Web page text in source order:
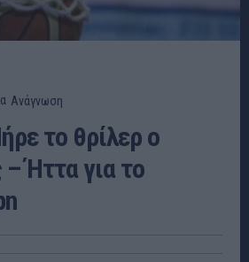
Ανάγνωση
το θρίλερ ο
Ήττα για το